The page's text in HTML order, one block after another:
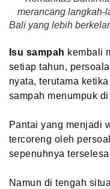
merancang langkah-
Bali yang lebih
Isu sampah kembali
setiap tahun,
nyata, terutama
sampah menumpuk
Pantai yang menjadi
tercoreng oleh
sepenuhnya
Namun di tengah